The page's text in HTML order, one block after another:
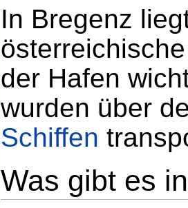
In Bregenz
der Hafen
wurden über
Schiffen
Was gibt es